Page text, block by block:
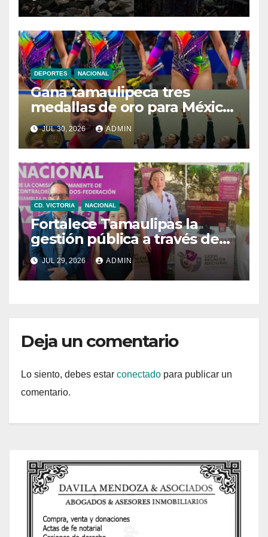
DEPORTES NACIONAL
Gana tamaulipeca tres
medallas de oro para México
en Juegos Centroamericanos
JUL 30, 2026 ADMIN
CD. VICTORIA NACIONAL
Fortalece Tamaulipas la
gestión pública a través de
sistemas informáticos
JUL 29, 2026 ADMIN
Deja un comentario
Lo siento, debes estar conectado para publicar un
comentario.